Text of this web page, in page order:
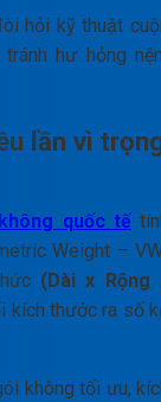
hỏi kỹ thuật
tránh hư hỏng
lần vì
quốc tế
Weight –
(Dài x Rộng
kích thước ra số
không tối ưu,